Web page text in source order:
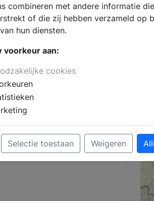
u de badkamer wilt renoveren
badkamer, dan vindt u in
het samenstellen van uw
een douchecabine of
om tot de juiste keuze
in verschillende
en
combineren met andere informatie
of die zij hebben verzameld op
hun diensten.
voorkeur aan:
cookies
Selectie toestaan Weigeren